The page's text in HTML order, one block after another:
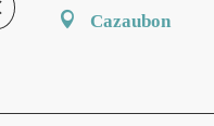
Cazaubon